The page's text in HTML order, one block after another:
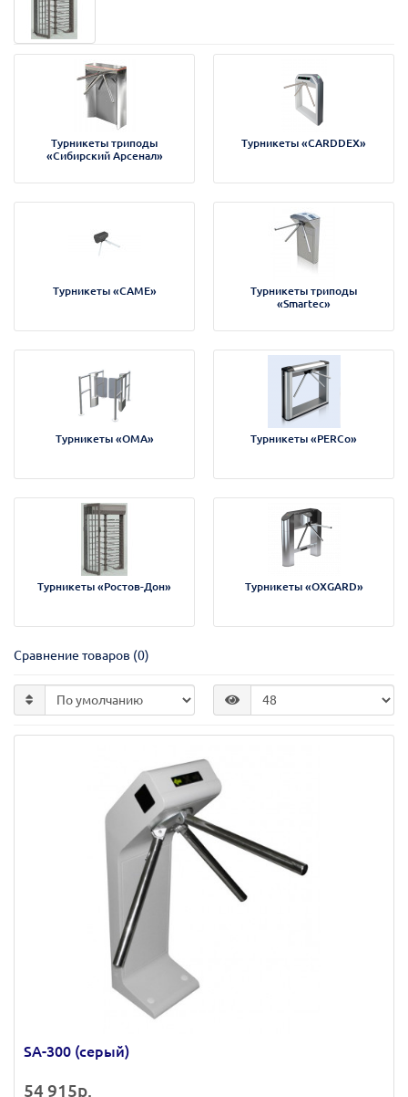
Турникеты триподы
«Сибирский Арсенал»
Турникеты «CARDDEX»
Турникеты «САМЕ»
Турникеты триподы
«Smartec»
Турникеты «ОМА» Турникеты «PERCo»
Турникеты «Ростов-Дон» Турникеты «OXGARD»
Сравнение товаров (0)
SA-300 (серый)
54 915р.